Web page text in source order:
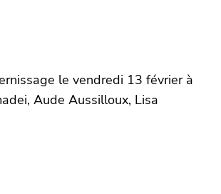
le vendredi 13 février à
Aude Aussilloux, Lisa